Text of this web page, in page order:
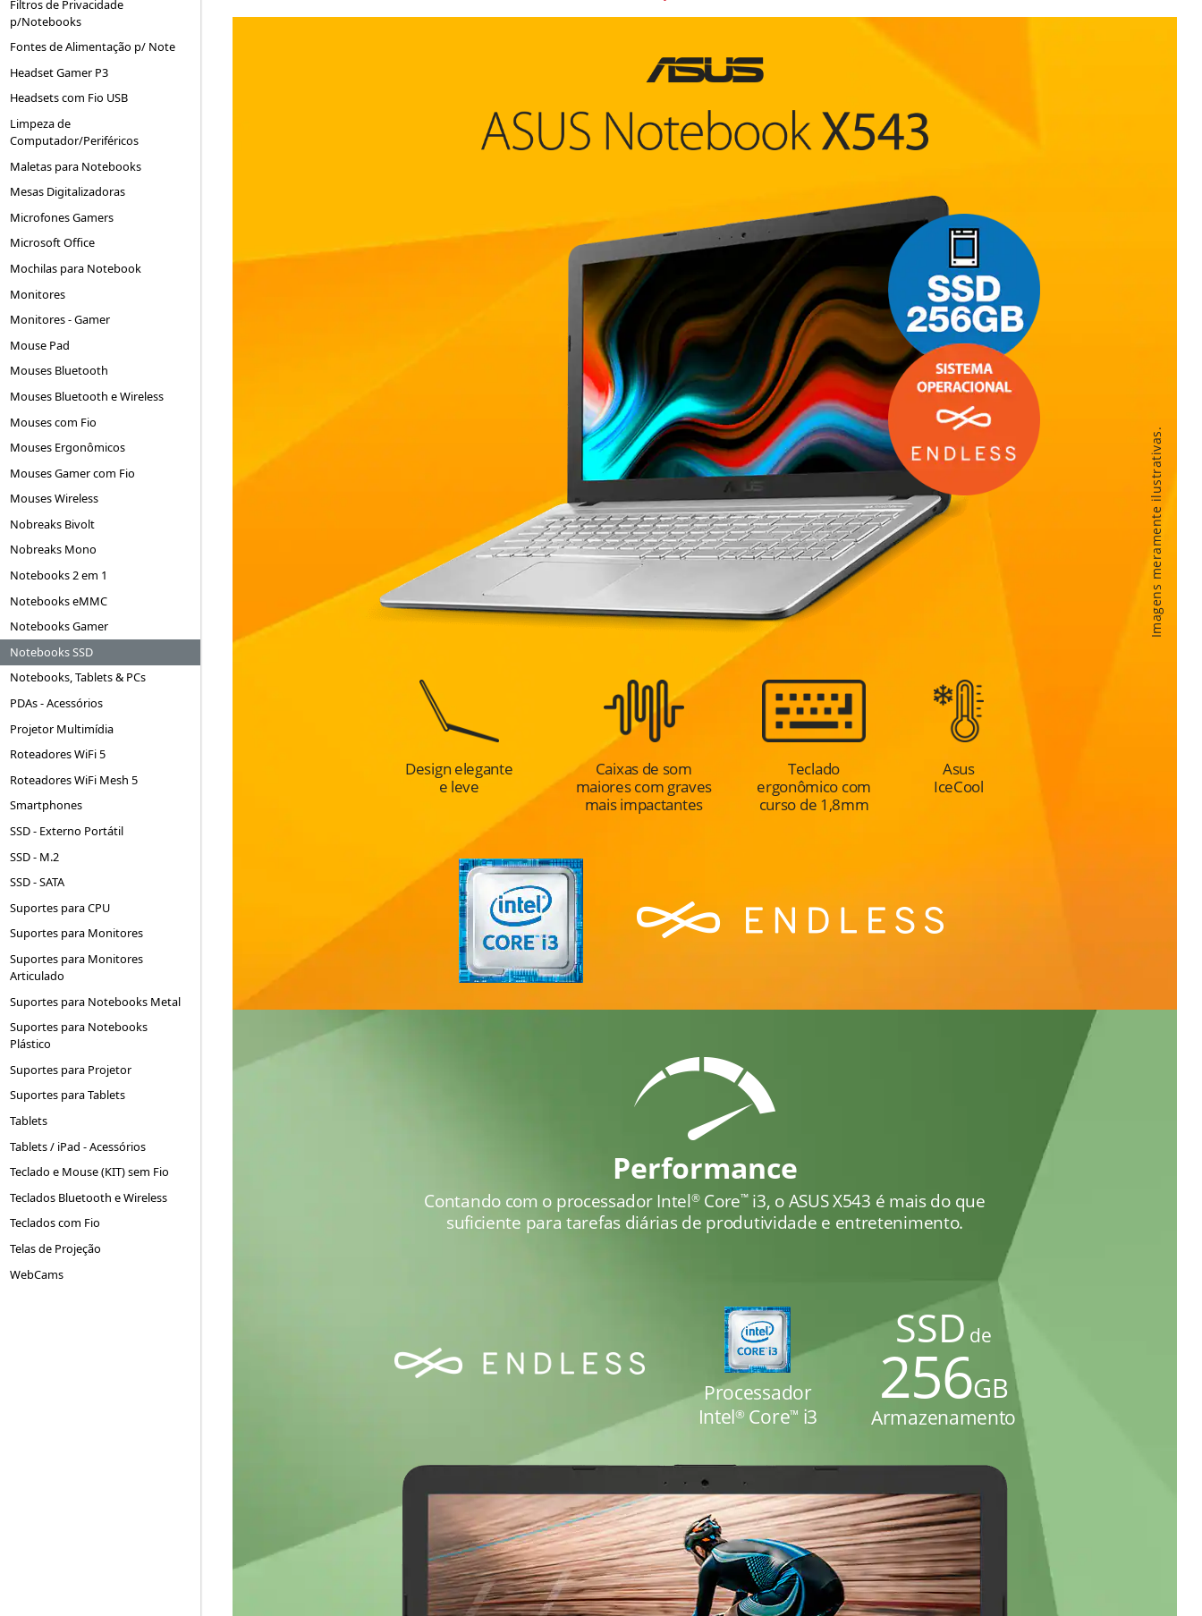
Filtros de Privacidade
p/Notebooks
Fontes de Alimentação p/ Note
Headset Gamer P3
Headsets com Fio USB
Limpeza de
Computador/Periféricos
Maletas para Notebooks
Mesas Digitalizadoras
Microfones Gamers
Microsoft Office
Mochilas para Notebook
Monitores
Monitores - Gamer
Mouse Pad
Mouses Bluetooth
Mouses Bluetooth e Wireless
Mouses com Fio
Mouses Ergonômicos
Mouses Gamer com Fio
Mouses Wireless
Nobreaks Bivolt
Nobreaks Mono
Notebooks 2 em 1
Notebooks eMMC
Notebooks Gamer
Notebooks SSD
Notebooks, Tablets & PCs
PDAs - Acessórios
Projetor Multimídia
Roteadores WiFi 5
Roteadores WiFi Mesh 5
Smartphones
SSD - Externo Portátil
SSD - M.2
SSD - SATA
Suportes para CPU
Suportes para Monitores
Suportes para Monitores
Articulado
Suportes para Notebooks Metal
Suportes para Notebooks
Plástico
Suportes para Projetor
Suportes para Tablets
Tablets
Tablets / iPad - Acessórios
Teclado e Mouse (KIT) sem Fio
Teclados Bluetooth e Wireless
Teclados com Fio
Telas de Projeção
WebCams